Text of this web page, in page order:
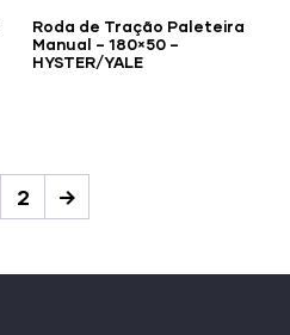
Roda de Tração Paleteira
Manual – 180×50 –
HYSTER/YALE
2 →